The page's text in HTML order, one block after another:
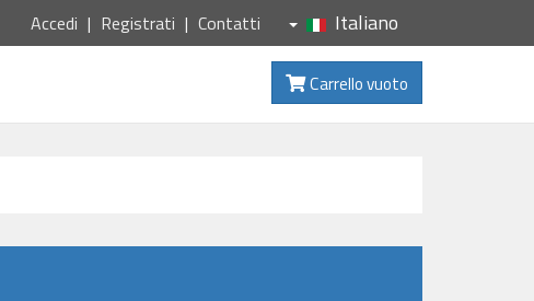
Accedi Registrati Contatti Italiano
Carrello vuoto